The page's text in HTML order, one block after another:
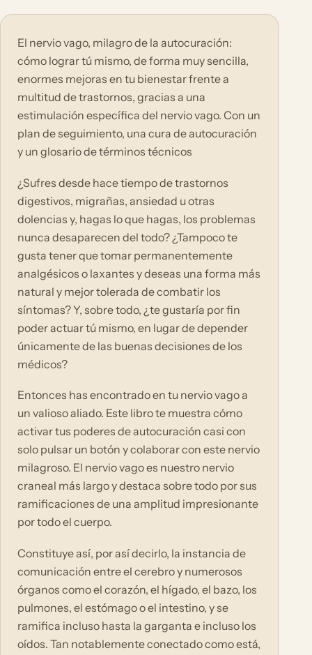
El nervio vago, milagro de la autocuración:
cómo lograr tú mismo, de forma muy sencilla,
enormes mejoras en tu bienestar frente a
multitud de trastornos, gracias a una
estimulación específica del nervio vago. Con un
plan de seguimiento, una cura de autocuración
y un glosario de términos técnicos
¿Sufres desde hace tiempo de trastornos
digestivos, migrañas, ansiedad u otras
dolencias y, hagas lo que hagas, los problemas
nunca desaparecen del todo? ¿Tampoco te
gusta tener que tomar permanentemente
analgésicos o laxantes y deseas una forma más
natural y mejor tolerada de combatir los
síntomas? Y, sobre todo, ¿te gustaría por fin
poder actuar tú mismo, en lugar de depender
únicamente de las buenas decisiones de los
médicos?
Entonces has encontrado en tu nervio vago a
un valioso aliado. Este libro te muestra cómo
activar tus poderes de autocuración casi con
solo pulsar un botón y colaborar con este nervio
milagroso. El nervio vago es nuestro nervio
craneal más largo y destaca sobre todo por sus
ramificaciones de una amplitud impresionante
por todo el cuerpo.
Constituye así, por así decirlo, la instancia de
comunicación entre el cerebro y numerosos
órganos como el corazón, el hígado, el bazo, los
pulmones, el estómago o el intestino, y se
ramifica incluso hasta la garganta e incluso los
oídos. Tan notablemente conectado como está,